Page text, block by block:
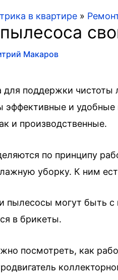
в квартире »
Макаров
для поддержки
эффективные и
и производственные.
по принципу
уборку. К ним
пылесосы могут быть
в брикеты.
посмотреть, как